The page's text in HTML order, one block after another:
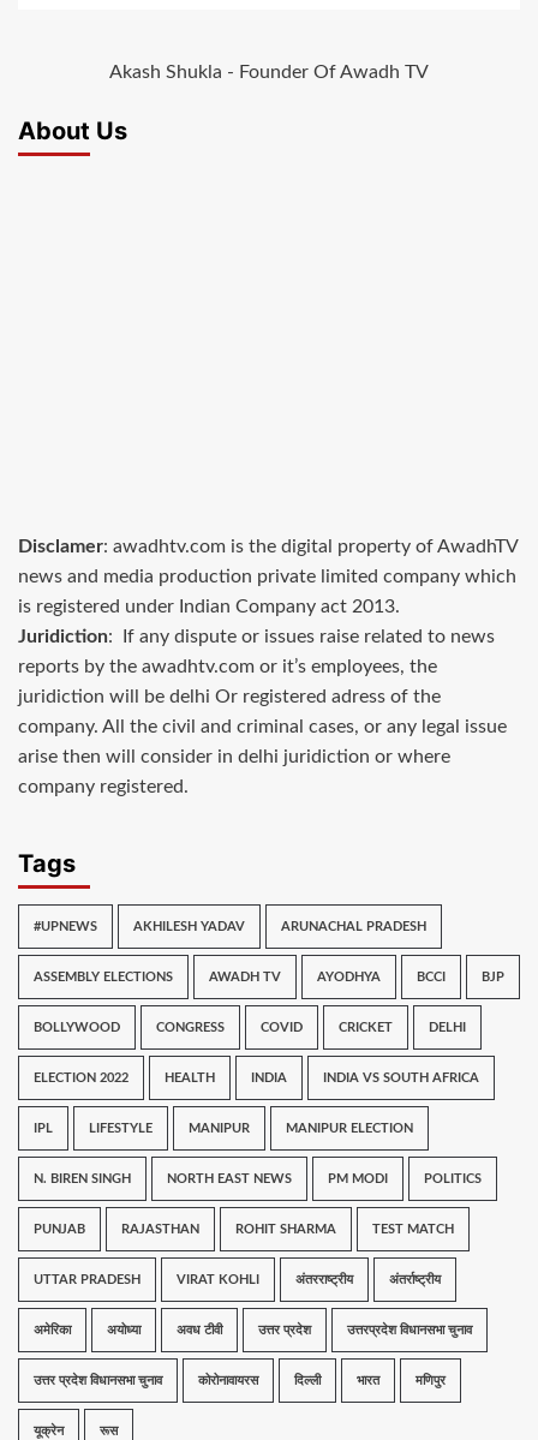
Akash Shukla - Founder Of Awadh TV
About Us
Disclamer: awadhtv.com is the digital property of AwadhTV
news and media production private limited company which
is registered under Indian Company act 2013.
Juridiction: If any dispute or issues raise related to news
reports by the awadhtv.com or it’s employees, the
juridiction will be delhi Or registered adress of the
company. All the civil and criminal cases, or any legal issue
arise then will consider in delhi juridiction or where
company registered.
Tags
#UPNEWS AKHILESH YADAV ARUNACHAL PRADESH
ASSEMBLY ELECTIONS AWADH TV AYODHYA BCCI BJP
BOLLYWOOD CONGRESS COVID CRICKET DELHI
ELECTION 2022 HEALTH INDIA INDIA VS SOUTH AFRICA
IPL LIFESTYLE MANIPUR MANIPUR ELECTION
N. BIREN SINGH NORTH EAST NEWS PM MODI POLITICS
PUNJAB RAJASTHAN ROHIT SHARMA TEST MATCH
UTTAR PRADESH VIRAT KOHLI अंतरराष्ट्रीय अंतर्राष्ट्रीय
अमेरिका अयोध्या अवध टीवी उत्तर प्रदेश उत्तरप्रदेश विधानसभा चुनाव
उत्तर प्रदेश विधानसभा चुनाव कोरोनावायरस दिल्ली भारत मणिपुर
यूक्रेन रूस